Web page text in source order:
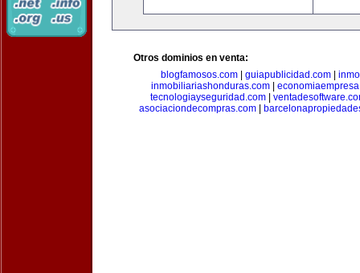
Otros dominios en venta:
blogfamosos.com
guiapublicidad.com
inmobiliariashonduras.com
tecnologiayseguridad.com|
asociaciondecompras.com|